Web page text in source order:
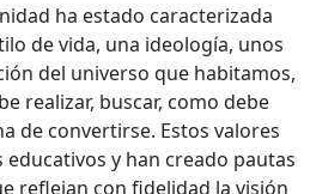
ha estado caracterizada
de vida, una ideología, unos
del universo que habitamos,
realizar, buscar, como debe
de convertirse. Estos valores
y han creado pautas
reflejan con fidelidad la visión